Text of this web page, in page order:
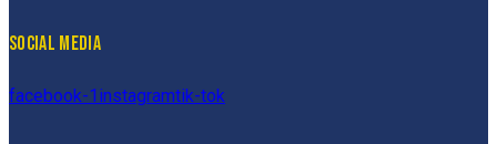
SOCIAL MEDIA
facebook-1 instagramtik-tok